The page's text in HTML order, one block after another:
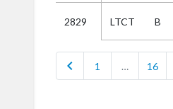
2829 LTCT B
chevron_left 1 … 16